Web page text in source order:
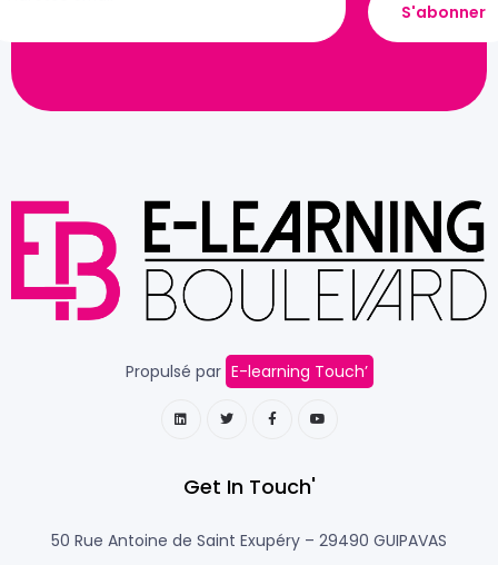
Propulsé par E-learning Touch’
Get In Touch'
50 Rue Antoine de Saint Exupéry – 29490 GUIPAVAS